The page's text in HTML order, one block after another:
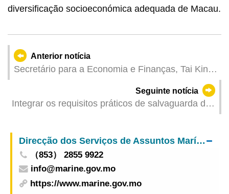
diversificação socioeconómica adequada de Macau.
Anterior notícia
Secretário para a Economia e Finanças, Tai Kin
Ip, emite declaração sobre a demissão do cargo
Seguinte notícia
Integrar os requisitos práticos de salvaguarda da
governação e ao longo de todo o processo do 3.º
Plano Quinquenal da RAEM
Direcção dos Serviços de Assuntos Marítimos e de Água
（853） 2855 9922
info@marine.gov.mo
https://www.marine.gov.mo